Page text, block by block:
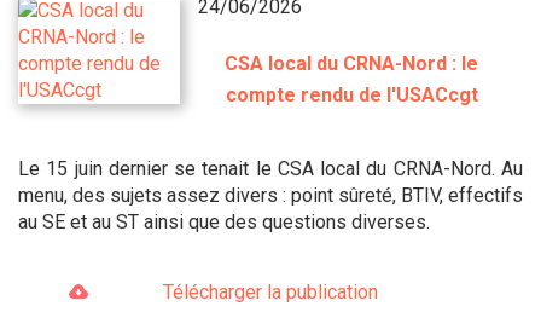
24/06/2026
CSA local du CRNA-Nord : le
compte rendu de l'USACcgt
Le 15 juin dernier se tenait le CSA local du CRNA-Nord. Au
menu, des sujets assez divers : point sûreté, BTIV, effectifs
au SE et au ST ainsi que des questions diverses.
Télécharger la publication